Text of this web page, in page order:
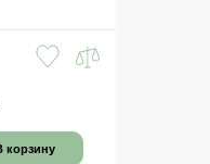
корзину